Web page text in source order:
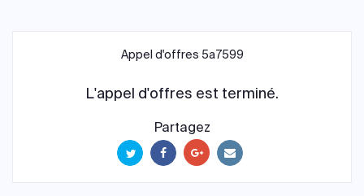
Appel d'offres 5a7599
L'appel d'offres est terminé.
Partagez